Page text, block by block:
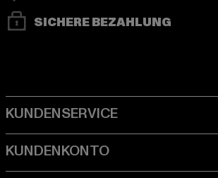
SICHERE BEZAHLUNG